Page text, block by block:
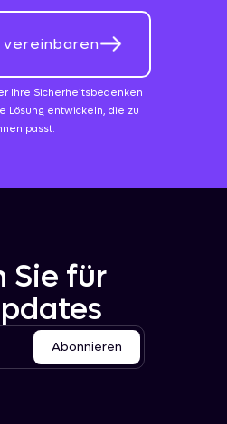
Ihre Sicherheitsbedenken
Lösung entwickeln, die zu
passt.
Sie für